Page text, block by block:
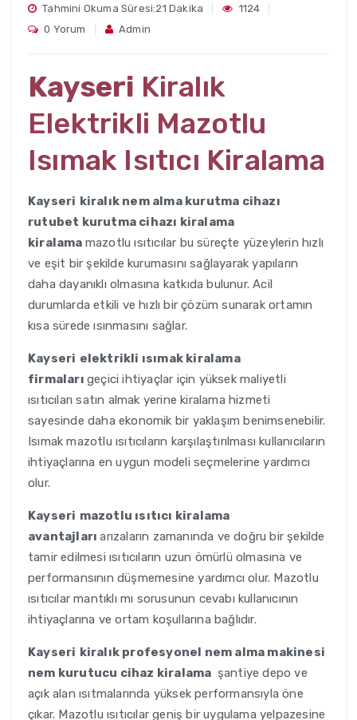
Tahmini Okuma Süresi:21 Dakika
1124
0 Yorum
Admin
Kayseri Kiralık
Elektrikli Mazotlu
Isımak Isıtıcı Kiralama
Kayseri kiralık nem alma kurutma cihazı
rutubet kurutma cihazı kiralama
kiralama mazotlu ısıtıcılar bu süreçte yüzeylerin hızlı
ve eşit bir şekilde kurumasını sağlayarak yapıların
daha dayanıklı olmasına katkıda bulunur. Acil
durumlarda etkili ve hızlı bir çözüm sunarak ortamın
kısa sürede ısınmasını sağlar.
Kayseri elektrikli ısımak kiralama
firmaları geçici ihtiyaçlar için yüksek maliyetli
ısıtıcıları satın almak yerine kiralama hizmeti
sayesinde daha ekonomik bir yaklaşım benimsenebilir.
Isımak mazotlu ısıtıcıların karşılaştırılması kullanıcıların
ihtiyaçlarına en uygun modeli seçmelerine yardımcı
olur.
Kayseri mazotlu ısıtıcı kiralama
avantajlarıarızaların zamanında ve doğru bir şekilde
tamir edilmesi ısıtıcıların uzun ömürlü olmasına ve
performansının düşmemesine yardımcı olur. Mazotlu
ısıtıcılar mantıklı mı sorusunun cevabı kullanıcının
ihtiyaçlarına ve ortam koşullarına bağlıdır.
Kayseri kiralık profesyonel nem alma makinesi
nem kurutucu cihaz kiralama şantiye depo ve
açık alan ısıtmalarında yüksek performansıyla öne
çıkar. Mazotlu ısıtıcılar geniş bir uygulama yelpazesine